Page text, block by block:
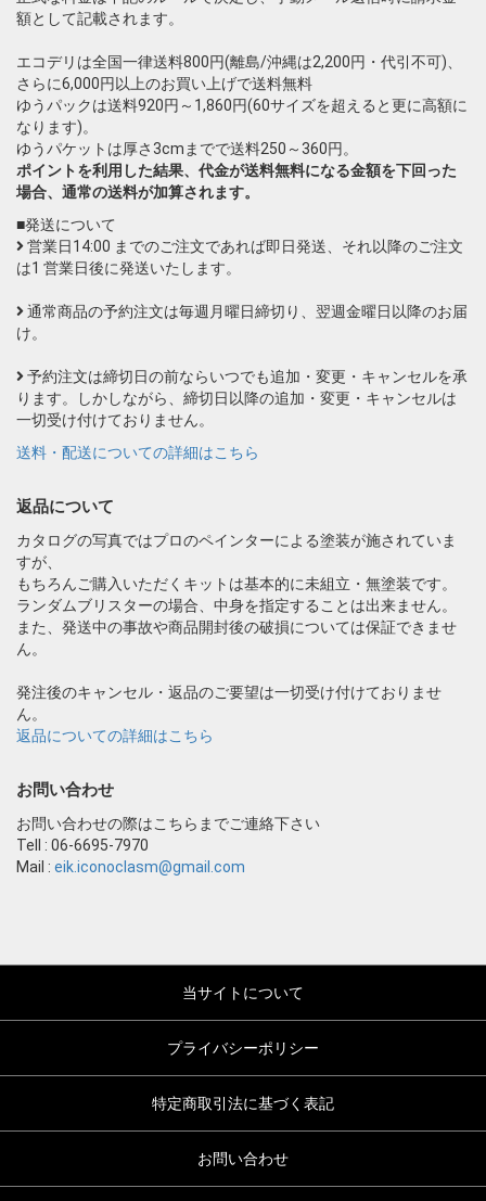
額として記載されます。
エコデリは全国一律送料800円(離島/沖縄は2,200円・代引不可)、
さらに6,000円以上のお買い上げで送料無料
ゆうパックは送料920円～1,860円(60サイズを超えると更に高額に
なります)。
ゆうパケットは厚さ3cmまでで送料250～360円。
ポイントを利用した結果、代金が送料無料になる金額を下回った
場合、通常の送料が加算されます。
■発送について
営業日14:00 までのご注文であれば即日発送、それ以降のご注文
は1 営業日後に発送いたします。
通常商品の予約注文は毎週月曜日締切り、翌週金曜日以降のお届
け。
予約注文は締切日の前ならいつでも追加・変更・キャンセルを承
ります。しかしながら、締切日以降の追加・変更・キャンセルは
一切受け付けておりません。
送料・配送についての詳細はこちら
返品について
カタログの写真ではプロのペインターによる塗装が施されていま
すが、
もちろんご購入いただくキットは基本的に未組立・無塗装です。
ランダムブリスターの場合、中身を指定することは出来ません。
また、発送中の事故や商品開封後の破損については保証できませ
ん。
発注後のキャンセル・返品のご要望は一切受け付けておりませ
ん。
返品についての詳細はこちら
お問い合わせ
お問い合わせの際はこちらまでご連絡下さい
Tell : 06-6695-7970
Mail : eik.iconoclasm@gmail.com
当サイトについて
プライバシーポリシー
特定商取引法に基づく表記
お問い合わせ